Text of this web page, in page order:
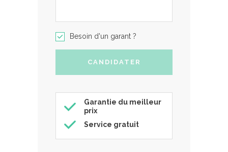
Besoin d'un garant ?
Garantie du meilleur
prix
Service gratuit